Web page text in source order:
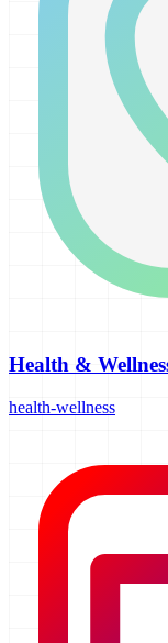
Health &
health-wellness